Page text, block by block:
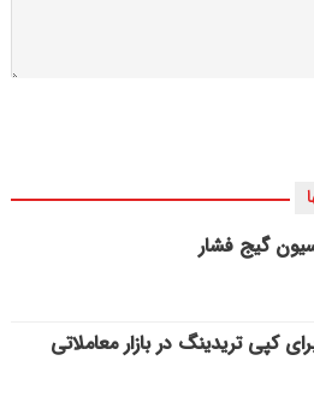
گیج فشار
کپی‌ تریدینگ در بازار معاملاتی